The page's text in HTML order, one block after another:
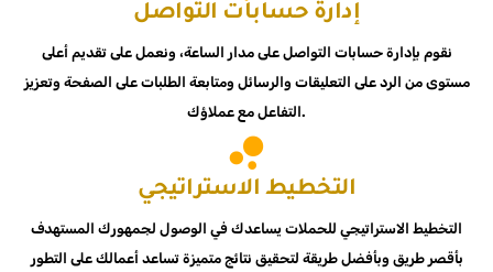
إدارة حسابات التواصل
نقوم بإدارة حسابات التواصل على مدار الساعة، ونعمل على تقديم أعلى
مستوى من الرد على التعليقات والرسائل ومتابعة الطلبات على الصفحة وتعزيز
التفاعل مع عملاؤك.
التخطيط الاستراتيجي
التخطيط الاستراتيجي للحملات يساعدك في الوصول لجمهورك المستهدف
بأقصر طريق وبأفضل طريقة لتحقيق نتائج متميزة تساعد أعمالك على التطور